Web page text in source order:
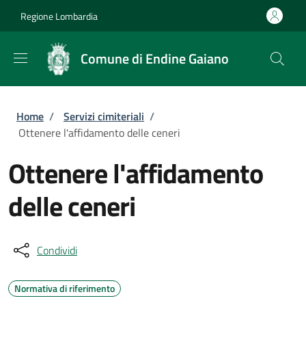
Regione Lombardia
Comune di Endine Gaiano
Briciole di pane
Home / Servizi cimiteriali /
Ottenere l'affidamento delle ceneri
Ottenere l'affidamento
delle ceneri
Condividi
Normativa di riferimento